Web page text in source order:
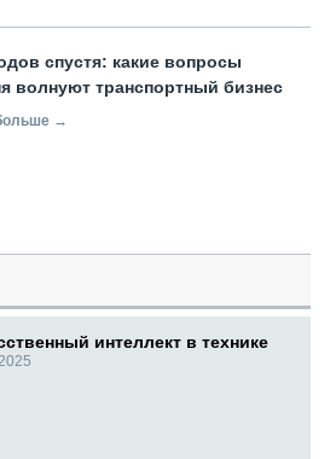
спустя: какие вопросы
волнуют транспортный бизнес
→
интеллект в технике